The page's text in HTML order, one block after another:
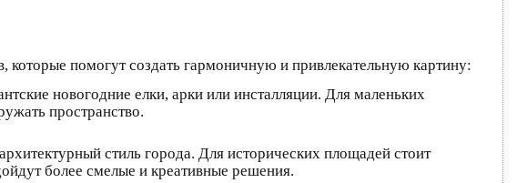
помогут создать гармоничную и привлекательную картину:
новогодние елки, арки или инсталляции. Для маленьких
пространство.
стиль города. Для исторических площадей стоит
более смелые и креативные решения.